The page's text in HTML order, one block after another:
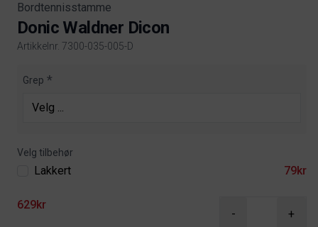
Bordtennisstamme
Donic Waldner Dicon
Artikkelnr. 7300-035-005-D
Product information
Grep
Velg tilbehør
Lakkert 79kr
629kr
- +